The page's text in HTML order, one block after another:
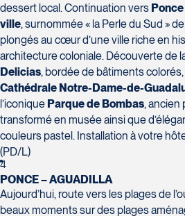
dessert local. Continuation vers Ponce
ville, surnommée « la Perle du Sud »
plongés au cœur d’une ville riche en
architecture coloniale. Découverte de
Delicias, bordée de bâtiments colorés,
Cathédrale Notre-Dame-de-
l’iconique Parque de Bombas, ancien
transformé en musée ainsi que
couleurs pastel. Installation à votre
(PD/L)
4
PONCE – AGUADILLA
Aujourd’hui, route vers les plages de
beaux moments sur des plages
Voyages Boislard Poirier
2840 Boulevard Laframboise
Saint-Hyacinthe
J2S 4Z1
Tél :450-774-6436 / 1-800-561-2967
G1V 4T3
Tél :418-653-9200 / 1-844-869-
Voyages CAA Québec
500 rue Bouvier - Suite 202
Québec
G2J 1E3
Tél :418-624-8222 / 1-844-869-2439